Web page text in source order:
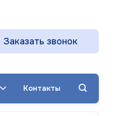
Заказать звонок
Контакты